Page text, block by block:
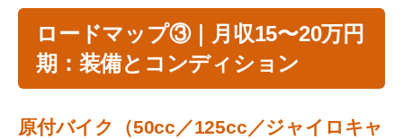
ロードマップ③｜月収15〜20万円
期：装備とコンディション
原付バイク（50cc／125cc／ジャイロキャ